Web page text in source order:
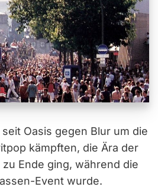
Oasis gegen Blur um die
kämpften, die Ära der
Ende ging, während die
Event wurde.